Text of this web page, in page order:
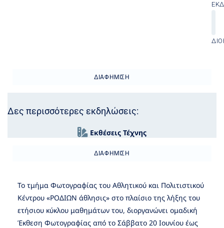
ΔΙΑΦΉΜΙΣΗ
Δες περισσότερες εκδηλώσεις:
Εκθέσεις Τέχνης
ΔΙΑΦΉΜΙΣΗ
To τμήμα Φωτογραφίας του Αθλητικού και Πολιτιστικού
Κέντρου «ΡΟΔΙΩΝ άθλησις» στο πλαίσιο της λήξης του
ετήσιου κύκλου μαθημάτων του, διοργανώνει ομαδική
Έκθεση Φωτογραφίας από τo Σάββατο 20 Ιουνίου έως